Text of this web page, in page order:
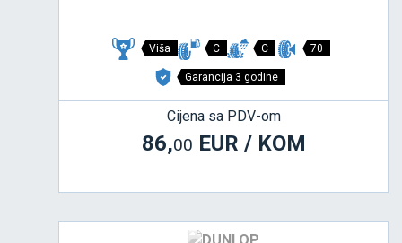
Viša C C 70
Garancija 3 godine
Cijena sa PDV-om
86,00 EUR / KOM